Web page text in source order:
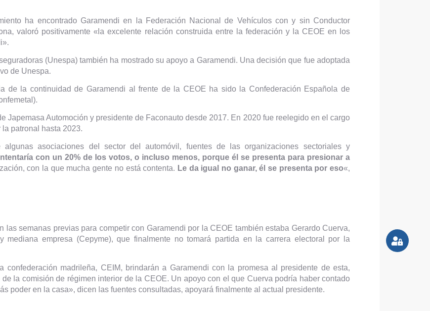
ha encontrado Garamendi en la Federación Nacional de Vehículos con y sin Conductor
valoró positivamente «la excelente relación construida entre la federación y la CEOE en los
(Unespa) también ha mostrado su apoyo a Garamendi. Una decisión que fue adoptada
de Unespa.
de la continuidad de Garamendi al frente de la CEOE ha sido la Confederación Española de
Japemasa Automoción y presidente de Faconauto desde 2017. En 2020 fue reelegido en el cargo
patronal hasta 2023.
asociaciones del sector del automóvil, fuentes de las organizaciones sectoriales y
con un 20% de los votos, o incluso menos, porque él se presenta para presionar a
con la que mucha gente no está contenta. Le da igual no ganar, él se presenta por eso«,
las semanas previas para competir con Garamendi por la CEOE también estaba Gerardo Cuerva,
empresa (Cepyme), que finalmente no tomará partida en la carrera electoral por la
confederación madrileña, CEIM, brindarán a Garamendi con la promesa al presidente de esta,
la comisión de régimen interior de la CEOE. Un apoyo con el que Cuerva podría haber contado
poder en la casa», dicen las fuentes consultadas, apoyará finalmente al actual presidente.